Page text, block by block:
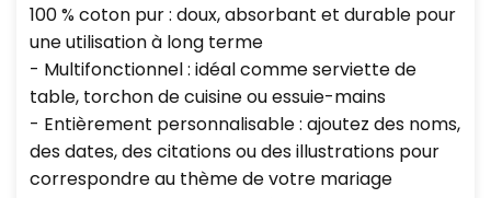
100 % coton pur : doux, absorbant et durable pour
une utilisation à long terme
- Multifonctionnel : idéal comme serviette de
table, torchon de cuisine ou essuie-mains
- Entièrement personnalisable : ajoutez des noms,
des dates, des citations ou des illustrations pour
correspondre au thème de votre mariage